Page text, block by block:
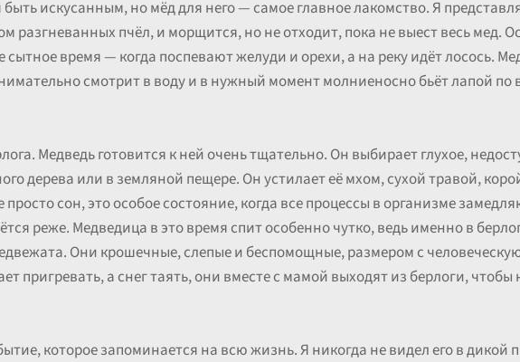
быть искусанным, но мёд для него — самое главное лакомство. Я
разгневанных пчёл, и морщится, но не отходит, пока не выест весь мед.
время — когда поспевают желуди и орехи, а на реку идёт лосось.
смотрит в воду и в нужный момент молниеносно бьёт лапой по
Медведь готовится к ней очень тщательно. Он выбирает глухое,
дерева или в земляной пещере. Он устилает её мхом, сухой травой,
сон, это особое состояние, когда все процессы в организме
реже. Медведица в это время спит особенно чутко, ведь именно в
Они крошечные, слепые и беспомощные, размером с
пригревать, а снег таять, они вместе с мамой выходят из берлоги, чтобы
которое запоминается на всю жизнь. Я никогда не видел его в дикой